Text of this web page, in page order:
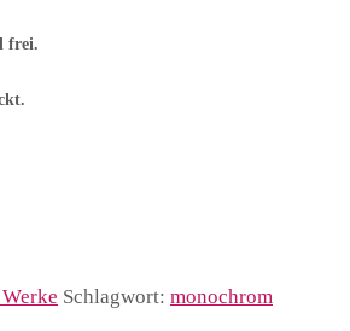
frei.
Schlagwort: monochrom